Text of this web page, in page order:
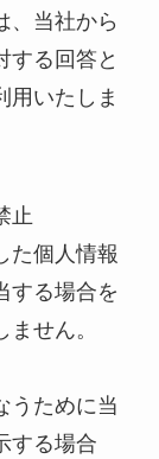
、当社から
する回答と
用いたしま
止
た個人情報
する場合を
せん。
うために当
する場合